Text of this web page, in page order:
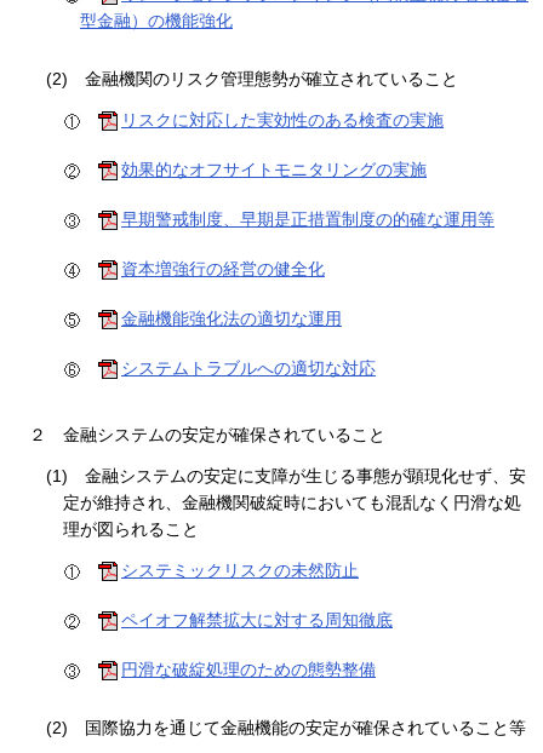
型金融）の機能強化
(2) 金融機関のリスク管理態勢が確立されていること
リスクに対応した実効性のある検査の実施
効果的なオフサイトモニタリングの実施
早期警戒制度、早期是正措置制度の的確な運用等
資本増強行の経営の健全化
金融機能強化法の適切な運用
システムトラブルへの適切な対応
２ 金融システムの安定が確保されていること
(1)
金融システムの安定に支障が生じる事態が顕現化せず、安
定が維持され、金融機関破綻時においても混乱なく円滑な処
理が図られること
システミックリスクの未然防止
ペイオフ解禁拡大に対する周知徹底
円滑な破綻処理のための態勢整備
(2) 国際協力を通じて金融機能の安定が確保されていること等